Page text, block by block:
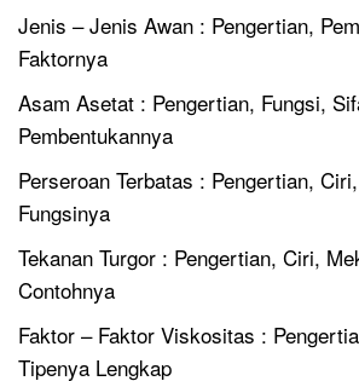
Jenis – Jenis Awan : Pengertian,
Faktornya
Asam Asetat : Pengertian, Fungsi,
Pembentukannya
Perseroan Terbatas : Pengertian,
Fungsinya
Tekanan Turgor : Pengertian, Ciri,
Contohnya
Faktor – Faktor Viskositas :
Tipenya Lengkap